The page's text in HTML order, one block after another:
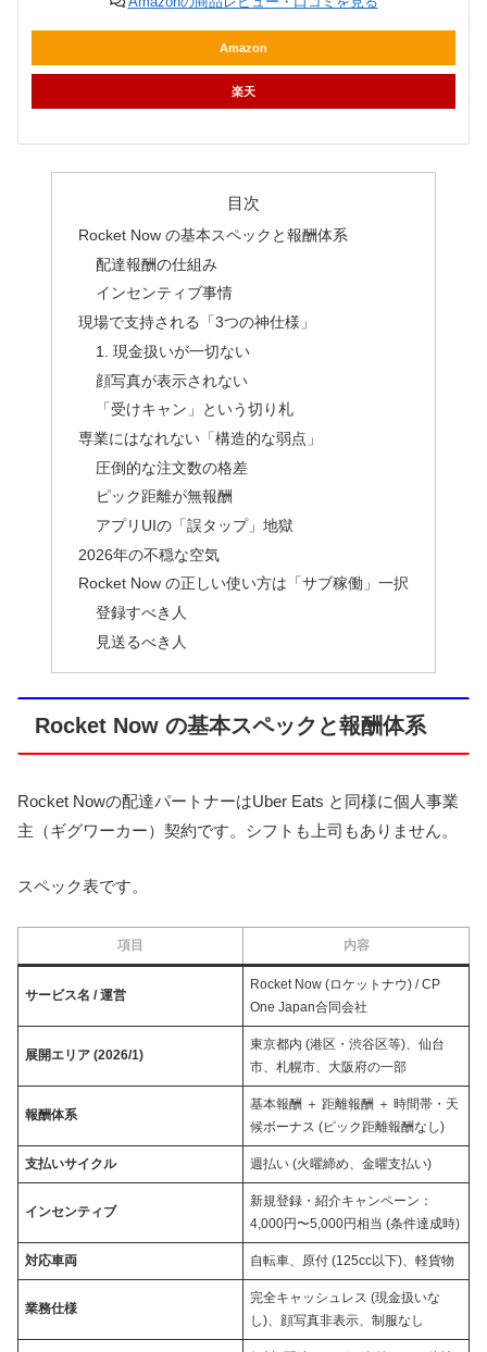
Amazon
楽天
目次
Rocket Now の基本スペックと報酬体系
配達報酬の仕組み
インセンティブ事情
現場で支持される「3つの神仕様」
1. 現金扱いが一切ない
顔写真が表示されない
「受けキャン」という切り札
専業にはなれない「構造的な弱点」
圧倒的な注文数の格差
ピック距離が無報酬
アプリUIの「誤タップ」地獄
2026年の不穏な空気
Rocket Now の正しい使い方は「サブ稼働」一択
登録すべき人
見送るべき人
Rocket Now の基本スペックと報酬体系
Rocket Nowの配達パートナーはUber Eats と同様に個人事業
主（ギグワーカー）契約です。シフトも上司もありません。
スペック表です。
項目 内容
サービス名 / 運営
Rocket Now (ロケットナウ) / CP
One Japan合同会社
展開エリア (2026/1)
東京都内 (港区・渋谷区等)、仙台
市、札幌市、大阪府の一部
報酬体系
基本報酬 ＋ 距離報酬 ＋ 時間帯・天
候ボーナス (ピック距離報酬なし)
支払いサイクル 週払い (火曜締め、金曜支払い)
インセンティブ
新規登録・紹介キャンペーン：
4,000円〜5,000円相当 (条件達成時)
対応車両 自転車、原付 (125cc以下)、軽貨物
業務仕様
完全キャッシュレス (現金扱いな
し)、顔写真非表示、制服なし